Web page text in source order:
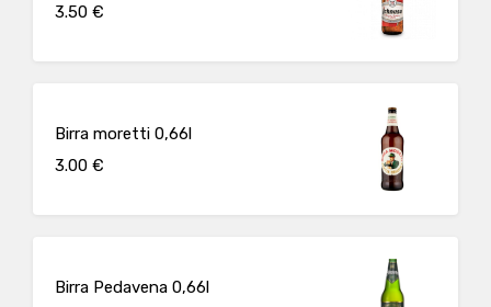
3.50 €
Birra moretti 0,66l
3.00 €
Birra Pedavena 0,66l